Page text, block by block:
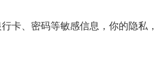
卡、密码等敏感信息，你的隐私